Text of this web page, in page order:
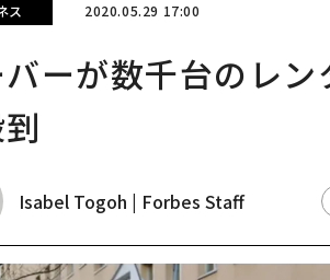
ス 2020.05.29 17:00
ーが数千台のレ
Isabel Togoh | Forbes Staff